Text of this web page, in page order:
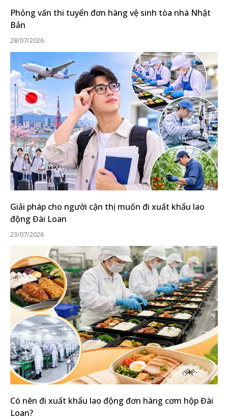
Phỏng vấn thi tuyển đơn hàng vệ sinh tòa nhà Nhật
Bản
28/07/2026
Giải pháp cho người cận thị muốn đi xuất khẩu lao
động Đài Loan
23/07/2026
Có nên đi xuất khẩu lao động đơn hàng cơm hộp Đài
Loan?